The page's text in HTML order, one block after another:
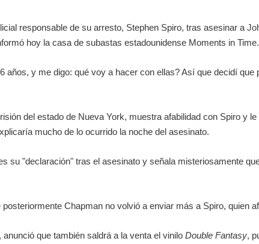
responsable de su arresto, Stephen Spiro, tras asesinar a
hoy la casa de subastas estadounidense Moments in Time.
años, y me digo: qué voy a hacer con ellas? Así que decidí
del estado de Nueva York, muestra afabilidad con Spiro y
mucho de lo ocurrido la noche del asesinato.
su "declaración" tras el asesinato y señala misteriosamente
Chapman no volvió a enviar más a Spiro, quien
que también saldrá a la venta el viniloDouble Fantasy,